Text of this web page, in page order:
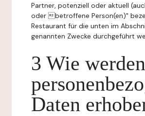
Partner, potenziell oder aktuell
oder betroffene Person(en)"
Restaurant für die unten im
genannten Zwecke durchgeführt
3 Wie
Daten